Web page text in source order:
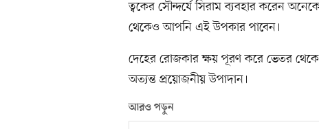
ত্বকের সৌন্দর্যে সিরাম ব্যবহার করেন
থেকেও আপনি এই উপকার পাবেন।
দেহের রোজকার ক্ষয় পূরণ করে ভেতর থেকে
অত্যন্ত প্রয়োজনীয় উপাদান।
আরও পড়ুন